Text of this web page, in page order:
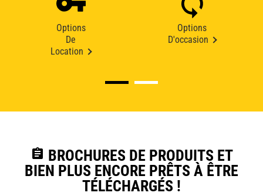
Options
De
Location
Options
D'occasion
assignment BROCHURES DE PRODUITS ET
BIEN PLUS ENCORE PRÊTS À ÊTRE
TÉLÉCHARGÉS !